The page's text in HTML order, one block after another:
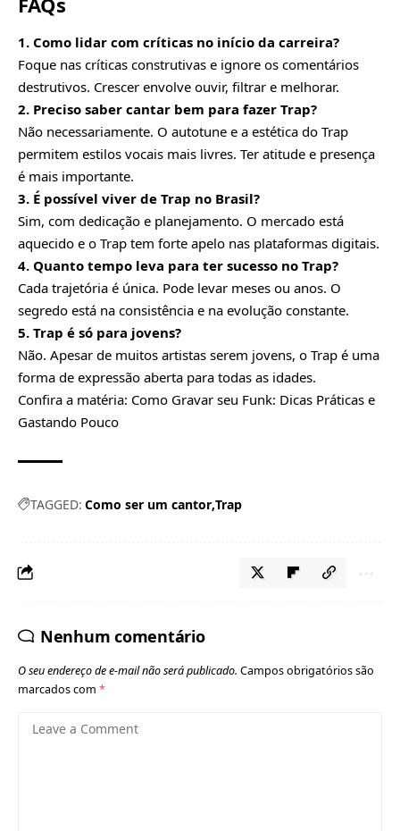
1. Como lidar com críticas no início da carreira?
Foque nas críticas construtivas e ignore os comentários
destrutivos. Crescer envolve ouvir, filtrar e melhorar.
2. Preciso saber cantar bem para fazer Trap?
Não necessariamente. O autotune e a estética do Trap
permitem estilos vocais mais livres. Ter atitude e presença
é mais importante.
3. É possível viver de Trap no Brasil?
Sim, com dedicação e planejamento. O mercado está
aquecido e o Trap tem forte apelo nas plataformas digitais.
4. Quanto tempo leva para ter sucesso no Trap?
Cada trajetória é única. Pode levar meses ou anos. O
segredo está na consistência e na evolução constante.
5. Trap é só para jovens?
Não. Apesar de muitos artistas serem jovens, o Trap é uma
forma de expressão aberta para todas as idades.
Confira a matéria: Como Gravar seu Funk: Dicas Práticas e
Gastando Pouco
TAGGED: Como ser um cantor Trap
Nenhum comentário
O seu endereço de e-mail não será publicado. Campos obrigatórios são
marcados com *